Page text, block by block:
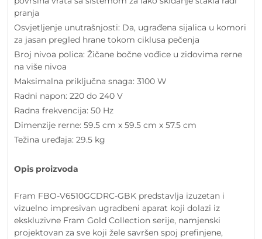
pranja
Osvjetljenje unutrašnjosti: Da, ugrađena sijalica u komori
za jasan pregled hrane tokom ciklusa pečenja
Broj nivoa polica: Žičane bočne vođice u zidovima rerne
na više nivoa
Maksimalna priključna snaga: 3100 W
Radni napon: 220 do 240 V
Radna frekvencija: 50 Hz
Dimenzije rerne: 59.5 cm x 59.5 cm x 57.5 cm
Težina uređaja: 29.5 kg
Opis proizvoda
Fram FBO-V6510GCDRC-GBK predstavlja izuzetan i
vizuelno impresivan ugradbeni aparat koji dolazi iz
ekskluzivne Fram Gold Collection serije, namjenski
projektovan za sve koji žele savršen spoj prefinjene,